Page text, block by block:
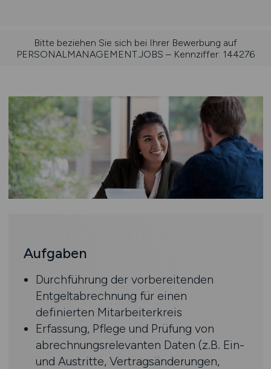
Bitte beziehen Sie sich bei Ihrer Bewerbung auf
PERSONALMANAGEMENT.JOBS – Kennziffer: 144276
Aufgaben
Durchführung der vorbereitenden
Entgeltabrechnung für einen
definierten Mitarbeiterkreis
Erfassung, Pflege und Prüfung von
abrechnungsrelevanten Daten (z.B. Ein-
und Austritte, Vertragsänderungen,